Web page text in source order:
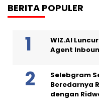
BERITA POPULER
WIZ.AI
Agent
Selebgram
Beredarnya
dengan